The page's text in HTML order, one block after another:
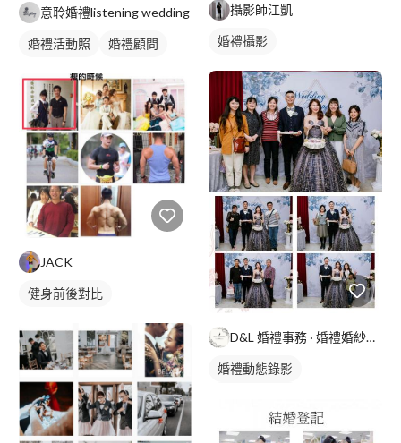
意聆婚禮listening wedding
婚禮活動照 婚禮顧問
JACK
健身前後對比
攝影師江凱
婚禮攝影
D&L 婚禮事務 · 婚禮婚紗攝影
婚禮動態錄影